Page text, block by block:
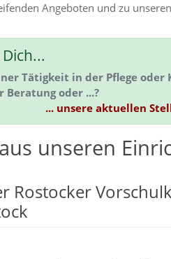
Angeboten und zu
Tätigkeit in der Pflege
Beratung oder ...?
... unsere aktuellen
unseren
Rostocker